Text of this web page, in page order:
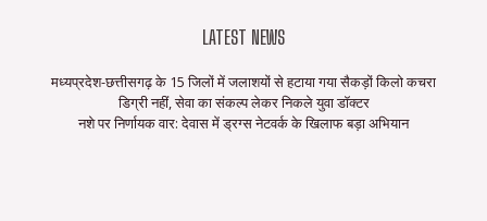
LATEST NEWS
मध्यप्रदेश-छत्तीसगढ़ के 15 जिलों में जलाशयों से हटाया गया सैकड़ों किलो कचरा
डिग्री नहीं, सेवा का संकल्प लेकर निकले युवा डॉक्टर
नशे पर निर्णायक वार: देवास में ड्रग्स नेटवर्क के खिलाफ बड़ा अभियान